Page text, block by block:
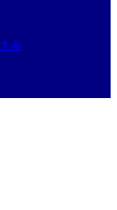
会